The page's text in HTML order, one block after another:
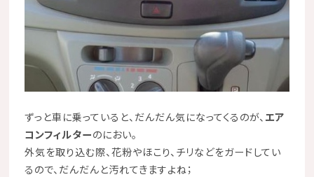
ずっと車に乗っていると、だんだん気になってくるのが、 エア
コンフィルターのにおい。
外気を取り込む際、花粉やほこり、チリなどをガードしてい
るので、だんだんと汚れてきますよね；